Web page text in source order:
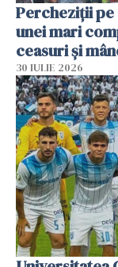
Percheziții
unei mari
ceasuri și
30 IULIE 2026